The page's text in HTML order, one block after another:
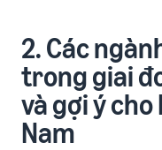
2. Các
trong giai
và gợi ý
Nam